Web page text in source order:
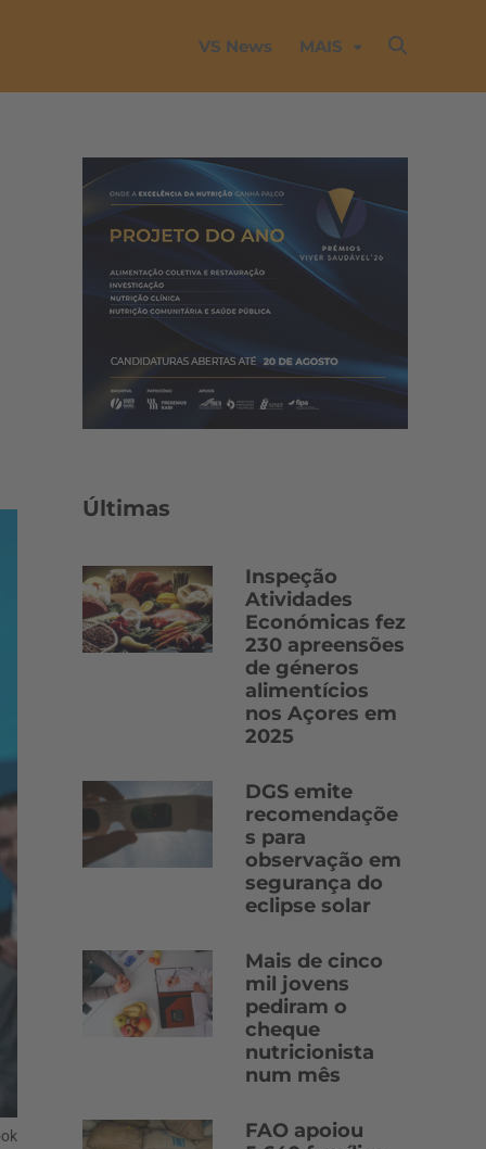
VS News MAIS
Últimas
Inspeção
Atividades
Económicas fez
230 apreensões
de géneros
alimentícios
nos Açores em
2025
DGS emite
recomendaçõe
s para
observação em
segurança do
eclipse solar
Mais de cinco
mil jovens
pediram o
cheque
nutricionista
num mês
FAO apoiou